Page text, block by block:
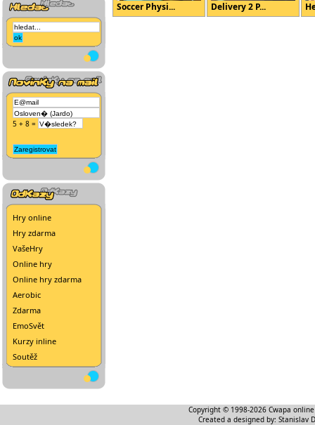
5 + 8 =
Hry online
Hry zdarma
VašeHry
Online hry
Online hry zdarma
Aerobic
Zdarma
EmoSvět
Kurzy inline
Soutěž
Soccer Physi... Delivery 2 P...
Copyright © 1998-2026 Cwapa
Created a designed by: Stanislav